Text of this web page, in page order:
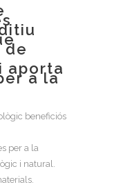
de
aporta
a la
beneficiós
per a la
i natural.